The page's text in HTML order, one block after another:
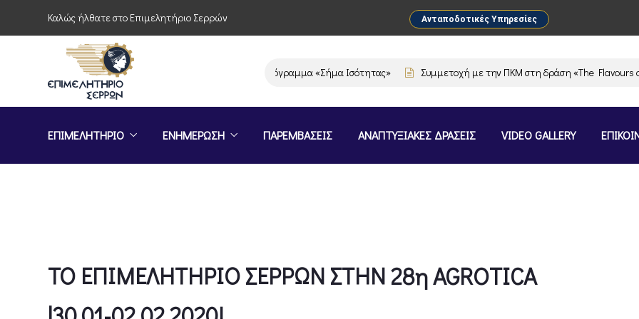
Καλώς ήλθατε στο Επιμελητήριο Σερρών Ανταποδοτικές Υπηρεσίες
Πρόσκληση συμμετοχής στο πρόγραμμα «Σήμα Ισότητας» Συμμετοχή με την ΠΚΜ στη δράση «The Flavours of
ΕΠΙΜΕΛΗΤΗΡΙΟ ΕΝΗΜΕΡΩΣΗ ΠΑΡΕΜΒΑΣΕΙΣ ΑΝΑΠΤΥΞΙΑΚΕΣ ΔΡΑΣΕΙΣ VIDEO GALLERY
ΤΟ ΕΠΙΜΕΛΗΤΗΡΙΟ ΣΕΡΡΩΝ ΣΤΗΝ 28η AGROTICA